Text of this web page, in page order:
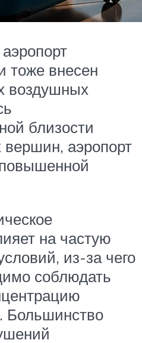
тоже внесен
воздушных
близости
вершин, аэропорт
на частую
из-за чего
соблюдать
Большинство